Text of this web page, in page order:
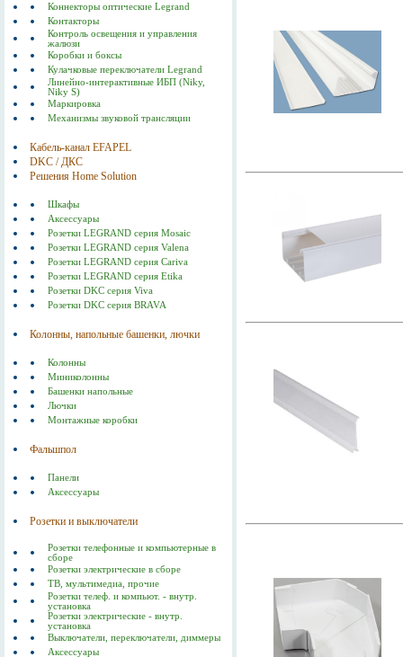
Коннекторы оптические Legrand
Контакторы
Контроль освещения и управления
жалюзи
Коробки и боксы
Кулачковые переключатели Legrand
Линейно-интерактивные ИБП (Niky,
Niky S)
Маркировка
Механизмы звуковой трансляции
Кабель-канал EFAPEL
DKC / ДКС
Решения Home Solution
Шкафы
Аксессуары
Розетки LEGRAND серия Mosaic
Розетки LEGRAND серия Valena
Розетки LEGRAND серия Cariva
Розетки LEGRAND серия Etika
Розетки DKC серия Viva
Розетки DKC серия BRAVA
Колонны, напольные башенки, лючки
Колонны
Миниколонны
Башенки напольные
Лючки
Монтажные коробки
Фальшпол
Панели
Аксессуары
Розетки и выключатели
Розетки телефонные и компьютерные в
сборе
Розетки электрические в сборе
ТВ, мультимедиа, прочие
Розетки телеф. и компьют. - внутр.
установка
Розетки электрические - внутр.
установка
Выключатели, переключатели, диммеры
Аксессуары